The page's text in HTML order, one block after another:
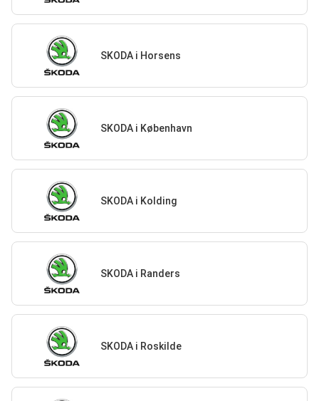
SKODA i Horsens
SKODA i København
SKODA i Kolding
SKODA i Randers
SKODA i Roskilde